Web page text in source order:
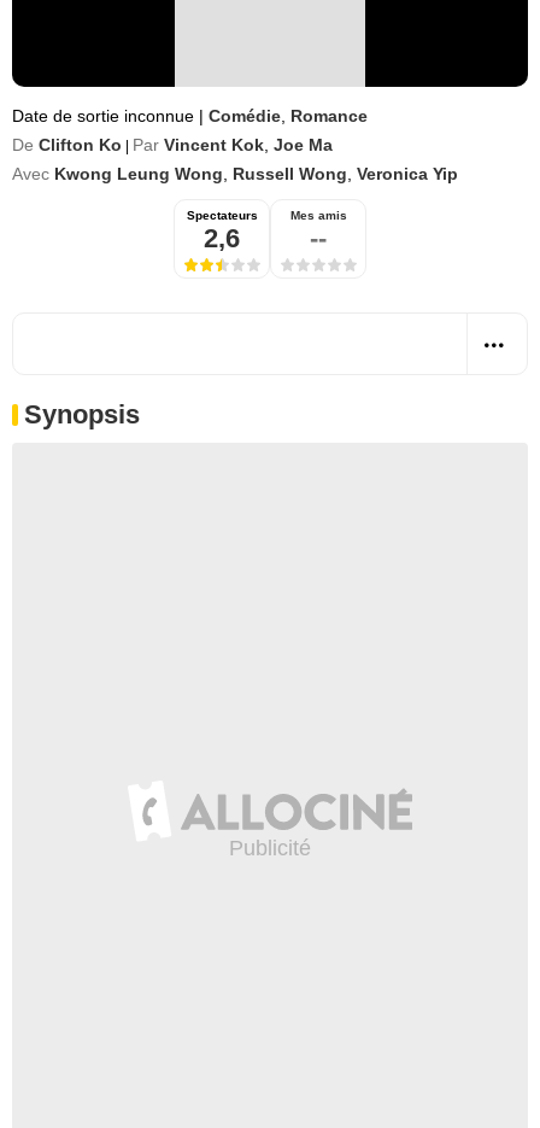
Date de sortie inconnue | Comédie Romance
De Clifton Ko Par Vincent Kok Joe Ma
Avec Kwong Leung Wong Russell Wong Veronica Yip
Spectateurs
2,6
Mes amis
--
Synopsis